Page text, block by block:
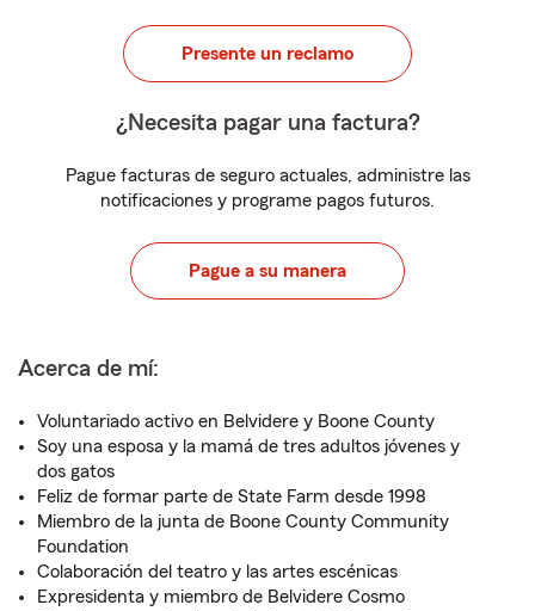
Presente un reclamo
¿Necesita pagar una factura?
Pague facturas de seguro actuales, administre las
notificaciones y programe pagos futuros.
Pague a su manera
Acerca de mí:
Voluntariado activo en Belvidere y Boone County
Soy una esposa y la mamá de tres adultos jóvenes y
dos gatos
Feliz de formar parte de State Farm desde 1998
Miembro de la junta de Boone County Community
Foundation
Colaboración del teatro y las artes escénicas
Expresidenta y miembro de Belvidere Cosmo